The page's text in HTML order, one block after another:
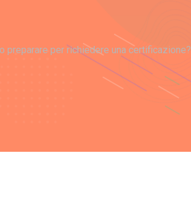
preparare per richiedere una certificazione?